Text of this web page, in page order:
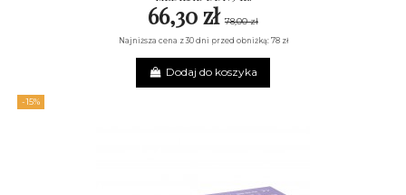
66,30 zł 78,00 zł
Najniższa cena z 30 dni przed obniżką: 78 zł
Dodaj do koszyka
-15%